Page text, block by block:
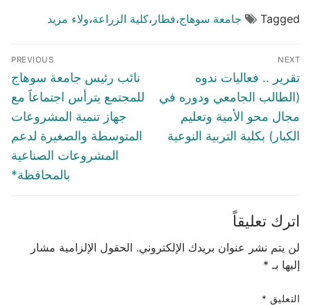
Tagged جامعة سوهاج،فطار ،كلية الزراعة،ولاء مزيد
تصفّح
المقالات
PREVIOUS
Previous
post:
نائب رئيس جامعة سوهاج
للمجتمع يترأس اجتماعاََ مع
جهاز تنمية المشروعات
المتوسطة والصغيرة لدعم
المشروعات الصناعية
بالمحافظة*
NEXT
Next
post:
تقرير .. فعاليات ندوه
(الطالب الجامعي ودوره في
مجال محو الأمية وتعليم
الكبار) بكلية التربية النوعية
اترك تعليقاً
لن يتم نشر عنوان بريدك الإلكتروني. الحقول الإلزامية مشار
إليها بـ *
التعليق *